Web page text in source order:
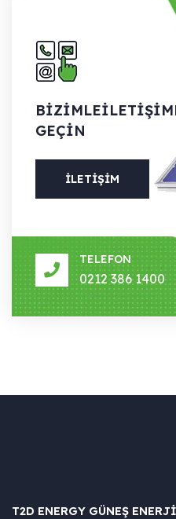
BIZIMLE
GEÇIN
İLETIŞIM
TELEFON
0212 386 1400
T2D ENERGY GÜNEŞ